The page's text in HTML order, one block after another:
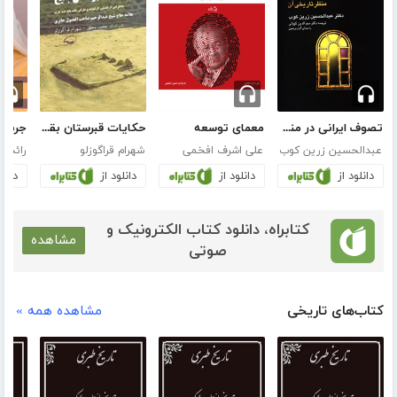
تصوف ایرانی در منظر تاریخی آن
عبدالحسین زرین کوب
دانلود از
معمای توسعه
علی اشرف افخمی
دانلود از
حکایات قبرستان بقیع
شهرام قراگوزلو
دانلود از
جرئت
رائد
کتابراه، دانلود کتاب الکترونیک و
صوتی
مشاهده
کتاب‌های تاریخی مشاهده همه »